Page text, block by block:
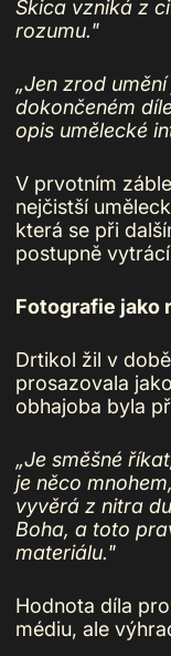
Skica vzniká z
rozumu."
„Jen zrod
dokončeném
opis umělecké
V prvotním
nejčistší
která se při
postupně
Fotografie jako
Drtikol žil v
prosazovala
obhajoba byla
„Je směšné
je něco
vyvěrá z nitra
Boha, a toto
materiálu."
Hodnota díla
médiu, ale